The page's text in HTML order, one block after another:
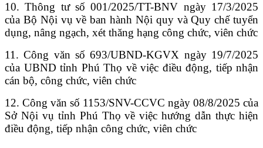
10. Thông tư số 001/2025/TT-BNV ngày 17/3/2025
của Bộ Nội vụ về ban hành Nội quy và Quy chế tuyển
dụng, nâng ngạch, xét thăng hạng công chức, viên chức
11. Công văn số 693/UBND-KGVX ngày 19/7/2025
của UBND tỉnh Phú Thọ về việc điều động, tiếp nhận
cán bộ, công chức, viên chức
12. Công văn số 1153/SNV-CCVC ngày 08/8/2025 của
Sở Nội vụ tỉnh Phú Thọ về việc hướng dẫn thực hiện
điều động, tiếp nhận công chức, viên chức